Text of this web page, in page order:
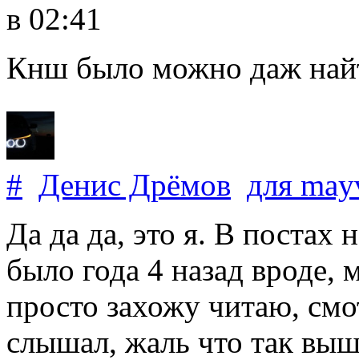
в 02:41
Кнш было можно даж
# Денис Дрёмов для
Да да да, это я. В постах
было года 4 назад вроде,
просто захожу читаю,
слышал, жаль что так